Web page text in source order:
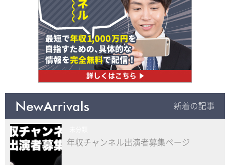
NewArrivals 新着の記事
年収チャンネル出演者募集ページ